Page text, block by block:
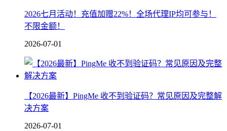
2026七月活动！充值加赠22%！全场代理IP均可参与！
不限金额！
2026-07-01
【2026最新】PingMe 收不到验证码？常见原因及完整解
决方案
2026-07-01